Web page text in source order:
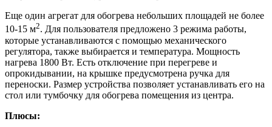
Еще один агрегат для обогрева небольших площадей не более
10-15 м2. Для пользователя предложено 3 режима работы,
которые устанавливаются с помощью механического
регулятора, также выбирается и температура. Мощность
нагрева 1800 Вт. Есть отключение при перегреве и
опрокидывании, на крышке предусмотрена ручка для
переноски. Размер устройства позволяет устанавливать его на
стол или тумбочку для обогрева помещения из центра.
Плюсы: